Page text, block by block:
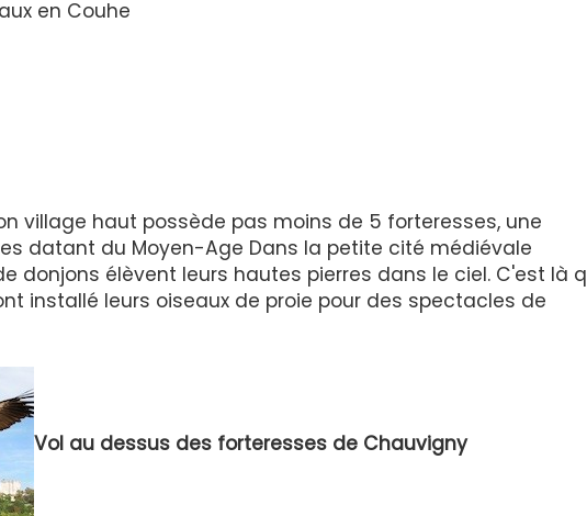
en Couhe
village haut possède pas moins de 5 forteresses, une
datant du Moyen-Age Dans la petite cité médiévale
donjons élèvent leurs hautes pierres dans le ciel. C'est là
installé leurs oiseaux de proie pour des spectacles de
Vol au dessus des forteresses de Chauvigny